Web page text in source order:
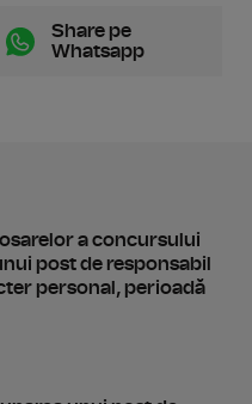
Share pe
Whatsapp
a concursului
post de responsabil
personal, perioadă